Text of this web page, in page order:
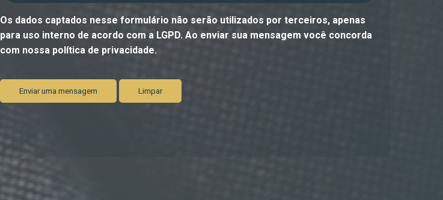
Os dados captados nesse formulário não serão utilizados por terceiros, apenas
para uso interno de acordo com a LGPD. Ao enviar sua mensagem você concorda
com nossa política de privacidade.
Enviar uma mensagem Limpar